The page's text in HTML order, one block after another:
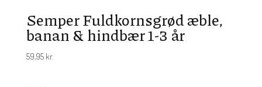
Semper Fuldkornsgrød æble,
banan & hindbær 1-3 år
59,95 kr.